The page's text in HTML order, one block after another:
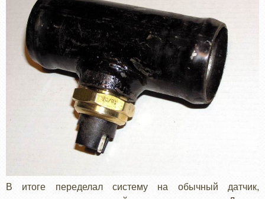
В итоге переделал систему на обычный датчик,